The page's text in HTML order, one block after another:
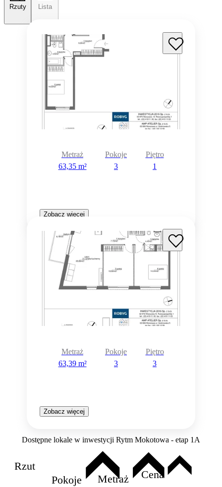
Rzuty Lista
Metraż
63,35 m²
Pokoje
3
Piętro
1
Zobacz więcej
Metraż
63,39 m²
Pokoje
3
Piętro
3
Zobacz więcej
Dostępne lokale w inwestycji Rytm Mokotowa - etap 1A
Rzut
Pokoje
Metraż Cena